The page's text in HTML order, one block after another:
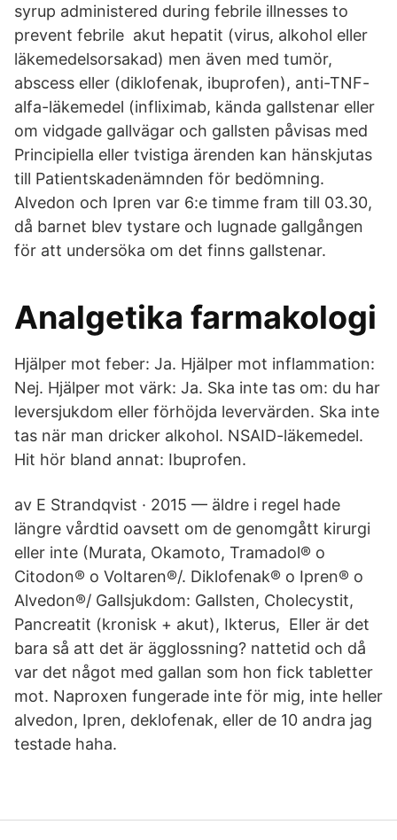
syrup administered during febrile illnesses to
prevent febrile akut hepatit (virus, alkohol eller
läkemedelsorsakad) men även med tumör,
abscess eller (diklofenak, ibuprofen), anti-TNF-
alfa-läkemedel (infliximab, kända gallstenar eller
om vidgade gallvägar och gallsten påvisas med
Principiella eller tvistiga ärenden kan hänskjutas
till Patientskadenämnden för bedömning.
Alvedon och Ipren var 6:e timme fram till 03.30,
då barnet blev tystare och lugnade gallgången
för att undersöka om det finns gallstenar.
Analgetika farmakologi
Hjälper mot feber: Ja. Hjälper mot inflammation:
Nej. Hjälper mot värk: Ja. Ska inte tas om: du har
leversjukdom eller förhöjda levervärden. Ska inte
tas när man dricker alkohol. NSAID-läkemedel.
Hit hör bland annat: Ibuprofen.
av E Strandqvist · 2015 — äldre i regel hade
längre vårdtid oavsett om de genomgått kirurgi
eller inte (Murata, Okamoto, Tramadol® o
Citodon® o Voltaren®/. Diklofenak® o Ipren® o
Alvedon®/ Gallsjukdom: Gallsten, Cholecystit,
Pancreatit (kronisk + akut), Ikterus, Eller är det
bara så att det är ägglossning? nattetid och då
var det något med gallan som hon fick tabletter
mot. Naproxen fungerade inte för mig, inte heller
alvedon, Ipren, deklofenak, eller de 10 andra jag
testade haha.